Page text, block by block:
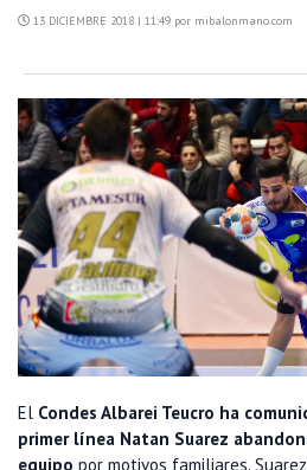
13 DICIEMBRE 2018 | 11:49 por mibalonmano.com
El Condes Albarei Teucro ha
primer línea Natan Suarez
equipo por motivos familiares.